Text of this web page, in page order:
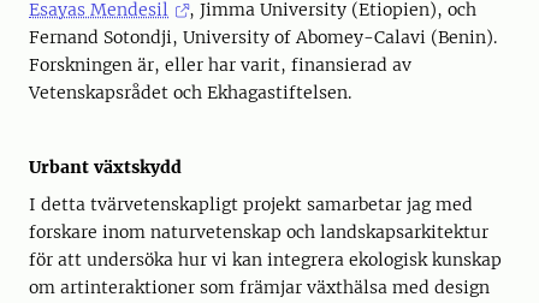
Esayas Mendesil
, Jimma University (Etiopien), och
Fernand Sotondji, University of Abomey-Calavi (Benin).
Forskningen är, eller har varit, finansierad av
Vetenskapsrådet och Ekhagastiftelsen.
Urbant växtskydd
I detta tvärvetenskapligt projekt samarbetar jag med
forskare inom naturvetenskap och landskapsarkitektur
för att undersöka hur vi kan integrera ekologisk kunskap
om artinteraktioner som främjar växthälsa med design